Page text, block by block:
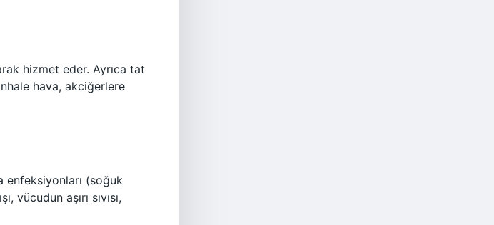
hizmet eder. Ayrıca tat
hava, akciğerlere
enfeksiyonları (soğuk
aşırı sıvısı,